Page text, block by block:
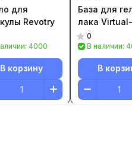
для
Revotry
4000
В корзину
База для
лака
0
В наличии:
В